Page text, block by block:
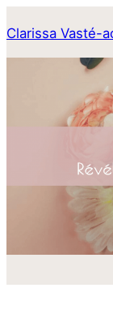
au
contenu
Clarissa Vasté-